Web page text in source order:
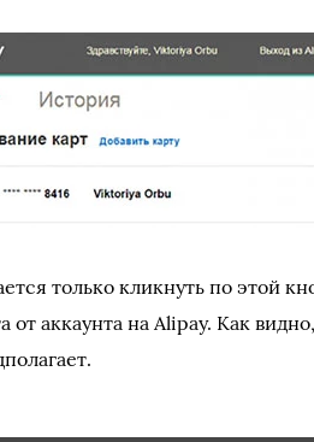
только кликнуть по этой
от аккаунта на Alipay. Как